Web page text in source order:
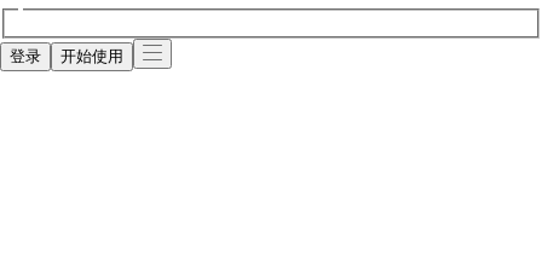
登录 开始使用